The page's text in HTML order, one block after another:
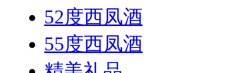
52度西凤酒
55度西凤酒